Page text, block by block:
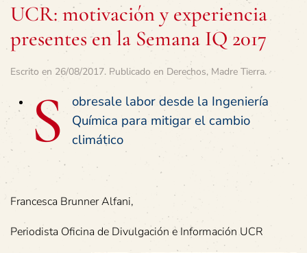
UCR: motivación y experiencia
presentes en la Semana IQ 2017
Escrito en 26/08/2017. Publicado en Derechos, Madre Tierra.
S
obresale labor desde la Ingeniería
Química para mitigar el cambio
climático
Francesca Brunner Alfani,
Periodista Oficina de Divulgación e Información UCR